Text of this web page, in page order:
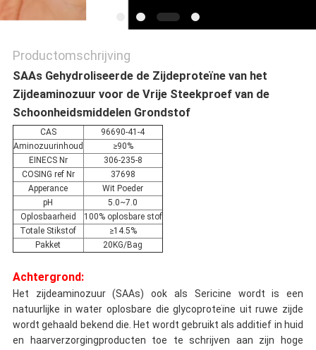
Productomschrijving
SAAs Gehydroliseerde de Zijdeproteïne van het
Zijdeaminozuur voor de Vrije Steekproef van de
Schoonheidsmiddelen Grondstof
CAS
96690-41-4
Aminozuurinhoud
≥90%
EINECS Nr
306-235-8
COSING ref Nr
37698
Apperance
Wit Poeder
pH
5.0~7.0
Oplosbaarheid
100% oplosbare stof
Totale Stikstof
≥14.5%
Pakket
20KG/Bag
Achtergrond:
Het zijdeaminozuur (SAAs) ook als Sericine wordt is een
natuurlijke in water oplosbare die glycoproteïne uit ruwe zijde
wordt gehaald bekend die. Het wordt gebruikt als additief in huid
en haarverzorgingproducten toe te schrijven aan zijn hoge